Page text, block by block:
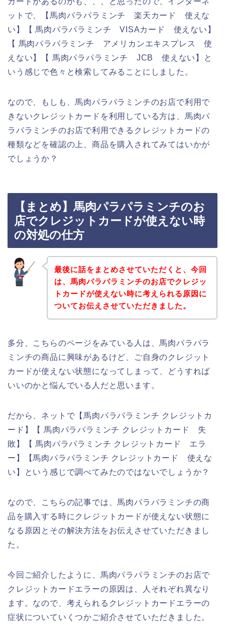
ットで、【馬肉パラパラミンチ 楽天カード 使えな
い】【 馬肉パラパラミンチ VISAカード 使えない】
【 馬肉パラパラミンチ アメリカンエキスプレス 使
えない】【 馬肉パラパラミンチ JCB 使えない】と
いう感じで色々と検索してみることにしました。
なので、もしも、馬肉パラパラミンチのお店で利用で
きないクレジットカードを利用している方は、馬肉パ
ラパラミンチのお店で利用できるクレジットカードの
種類などを確認の上、商品を購入されてみてはいかが
でしょうか？
【まとめ】馬肉パラパラミンチのお
店でクレジットカードが使えない時
の対処の仕方
最後に話をまとめさせていただくと、今回
は、馬肉パラパラミンチのお店でクレジッ
トカードが使えない時に考えられる原因に
ついてお伝えさせていただきました。
多分、こちらのページをみている人は、馬肉パラパラ
ミンチの商品に興味があるけど、ご自身のクレジット
カードが使えない状態になってしまって、どうすれば
いいのかと悩んでいる人だと思います。
だから、ネットで【馬肉パラパラミンチ クレジットカ
ード】【 馬肉パラパラミンチ クレジットカード 失
敗】【 馬肉パラパラミンチ クレジットカード エラ
ー】【馬肉パラパラミンチ クレジットカード 使えな
い】という感じで調べてみたのではないでしょうか？
なので、こちらの記事では、馬肉パラパラミンチの商
品を購入する時にクレジットカードが使えない状態に
なる原因とその解決方法をお伝えさせていただきまし
た。
今回ご紹介したように、馬肉パラパラミンチのお店で
クレジットカードエラーの原因は、人それぞれ異なり
ます。なので、考えられるクレジットカードエラーの
症状についていくつかご紹介させていただきました。